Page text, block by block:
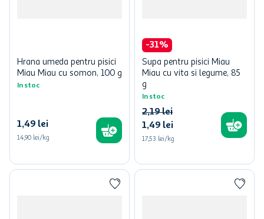
Hrana umeda pentru pisici
Miau Miau cu somon, 100 g
In stoc
1,49 lei
14,90 lei/kg
-31%
Supa pentru pisici Miau
Miau cu vita si legume, 85
g
In stoc
1,49 lei
2,19lei
17,53 lei/kg